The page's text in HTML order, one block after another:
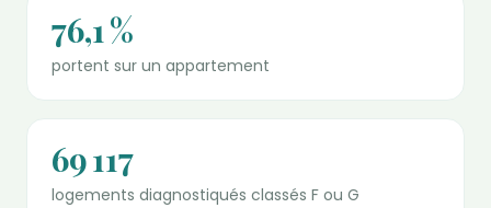
76,1 %
portent sur un appartement
69 117
logements diagnostiqués classés F ou G